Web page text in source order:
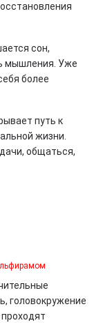
сон,
мышления. Уже
более
путь к
жизни.
общаться,
головокружение